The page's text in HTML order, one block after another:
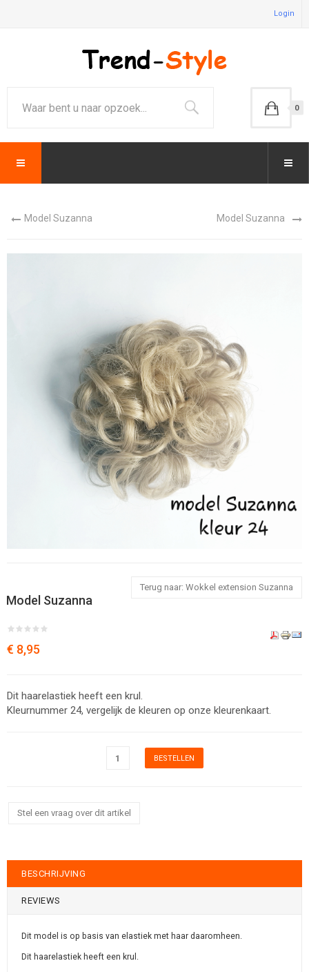
Login
0
Model Suzanna Model Suzanna
Terug naar: Wokkel extension Suzanna
Model Suzanna
€ 8,95
Dit haarelastiek heeft een krul.
Kleurnummer 24, vergelijk de kleuren op onze kleurenkaart.
Stel een vraag over dit artikel
BESCHRIJVING
REVIEWS
Dit model is op basis van elastiek met haar daaromheen.
Dit haarelastiek heeft een krul.